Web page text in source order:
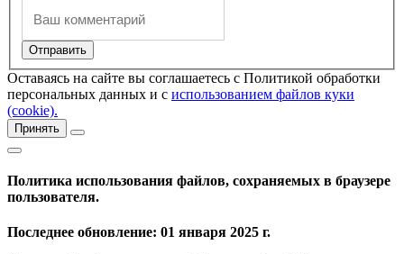
Оставаясь на сайте вы соглашаетесь с Политикой обработки
персональных данных и с использованием файлов куки
(cookie).
Принять
Политика использования файлов, сохраняемых в браузере
пользователя.
Последнее обновление: 01 января 2025 г.